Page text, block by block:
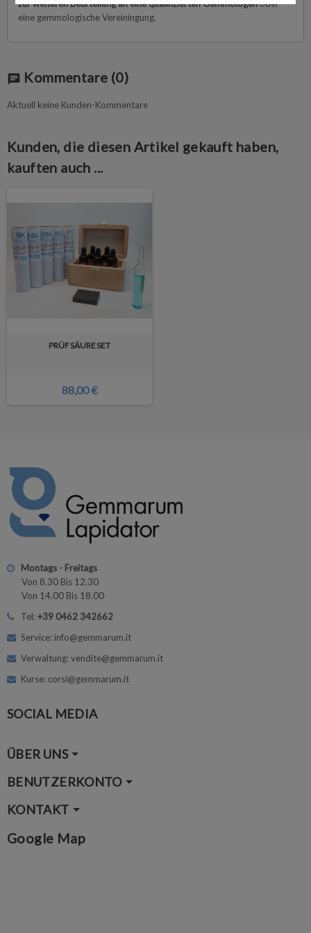
zur weiteren Beurteilung an eine qualifizierten Gemmologenoder
eine gemmologische Vereiningung.
chat Kommentare (0)
Aktuell keine Kunden-Kommentare
Kunden, die diesen Artikel gekauft haben,
kauften auch ...
PRÜFSÄURESET
88,00 €
Montags - Freitags
Von 8.30 Bis 12.30
Von 14.00 Bis 18.00
Tel:+39 0462 342662
Service: info@gemmarum.it
Verwaltung: vendite@gemmarum.it
Kurse: corsi@gemmarum.it
SOCIAL MEDIA
ÜBER UNS
BENUTZERKONTO
KONTAKT
Google Map